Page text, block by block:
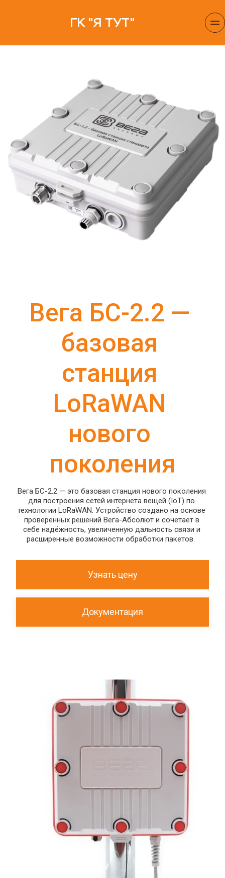
ГК "Я ТУТ"
Вега БС-2.2 —
базовая
станция
LoRaWAN
нового
поколения
Вега БС-2.2 — это базовая станция нового поколения
для построения сетей интернета вещей (IoT) по
технологии LoRaWAN. Устройство создано на основе
проверенных решений Вега-Абсолют и сочетает в
себе надёжность, увеличенную дальность связи и
расширенные возможности обработки пакетов.
Узнать цену
Документация